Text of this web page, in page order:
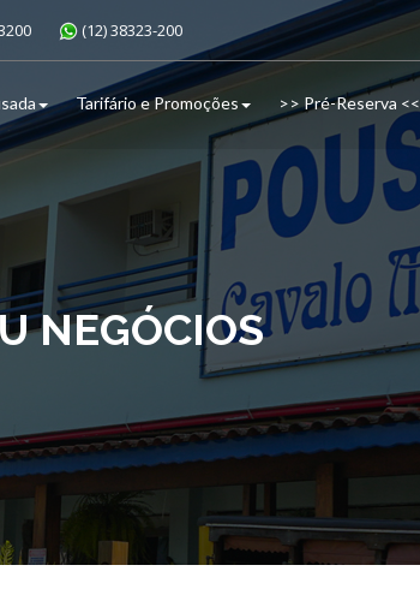
(12) 38323-200
Tarifário e Promoções >> Pré-Reserva <<
NEGÓCIOS